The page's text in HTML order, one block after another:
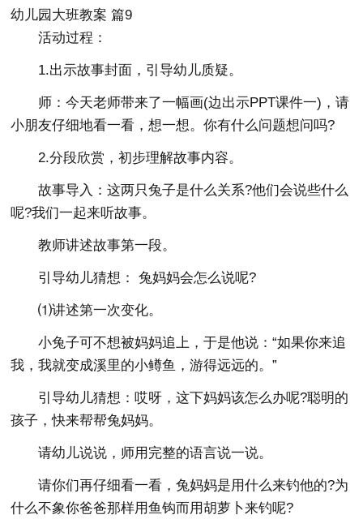
幼儿园大班教案 篇9
活动过程：
1.出示故事封面，引导幼儿质疑。
师：今天老师带来了一幅画(边出示PPT课件一)，请
小朋友仔细地看一看，想一想。你有什么问题想问吗?
2.分段欣赏，初步理解故事内容。
故事导入：这两只兔子是什么关系?他们会说些什么
呢?我们一起来听故事。
教师讲述故事第一段。
引导幼儿猜想： 兔妈妈会怎么说呢?
⑴讲述第一次变化。
小兔子可不想被妈妈追上，于是他说：“如果你来追
我，我就变成溪里的小鳟鱼，游得远远的。”
引导幼儿猜想：哎呀，这下妈妈该怎么办呢?聪明的
孩子，快来帮帮兔妈妈。
请幼儿说说，师用完整的语言说一说。
请你们再仔细看一看，兔妈妈是用什么来钓他的?为
什么不象你爸爸那样用鱼钩而用胡萝卜来钓呢?